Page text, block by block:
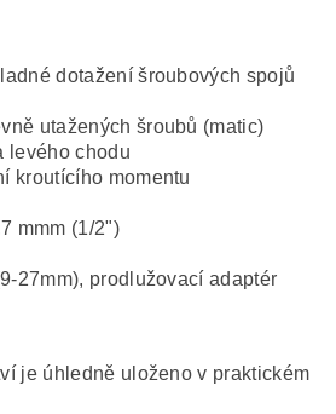
dotažení šroubových spojů
utažených šroubů (matic)
levého chodu
kroutícího momentu
mmm (1/2")
27mm), prodlužovací adaptér
je úhledně uloženo v praktickém